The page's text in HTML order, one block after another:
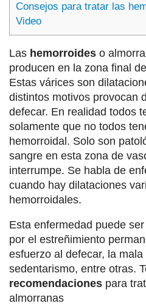
Consejos para tratar las
Video
Las hemorroides o
producen en la zona final
Estas várices son
distintos motivos provocan
defecar. En realidad todos
solamente que no todos
hemorroidal. Solo son
sangre en esta zona de
interrumpe. Se habla de
cuando hay dilataciones
hemorroidales.
Esta enfermedad puede
por el estreñimiento
esfuerzo al defecar, la mala
sedentarismo, entre otras.
recomendaciones para
almorranas